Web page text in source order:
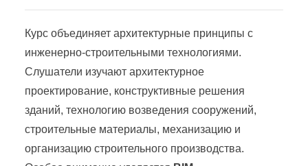
Курс объединяет архитектурные принципы с
инженерно-строительными технологиями.
Слушатели изучают архитектурное
проектирование, конструктивные решения
зданий, технологию возведения сооружений,
строительные материалы, механизацию и
организацию строительного производства.